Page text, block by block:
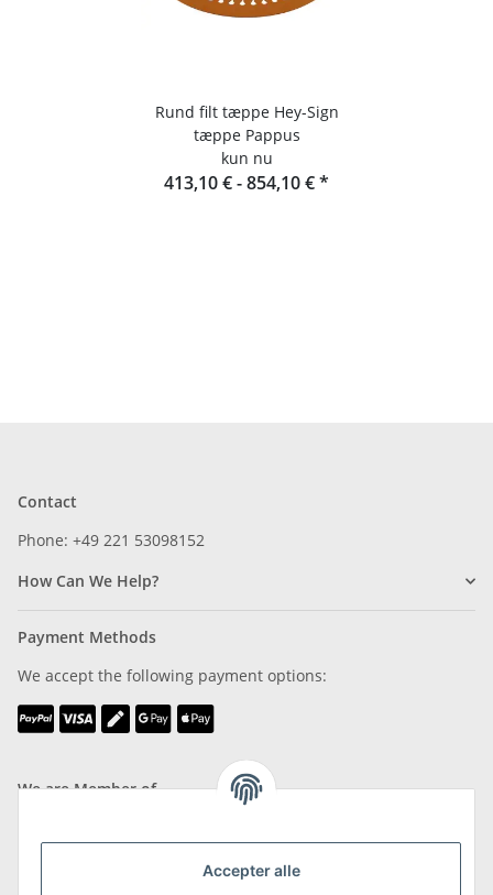
Accepter alle
Rund filt tæppe Hey-Sign
tæppe Pappus
kun nu
413,10 € -854,10 €*
Contact
Phone: +49 221 53098152
How Can We Help?
Payment Methods
We accept the following payment options:
We are Member of